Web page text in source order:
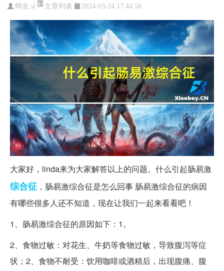
网友:sl 文章列表 2024-03-24 17:44:58
大家好，linda来为大家解答以上的问题。什么引起肠易激
综合征 ，肠易激综合征是怎么回事 肠易激综合征的病因
有哪些很多人还不知道，现在让我们一起来看看吧！
1、肠易激综合征的原因如下：1。
2、食物过敏：对花生、牛奶等食物过敏，导致腹泻等症
状；2、食物不耐受：饮用咖啡或酒精后，出现腹痛、腹